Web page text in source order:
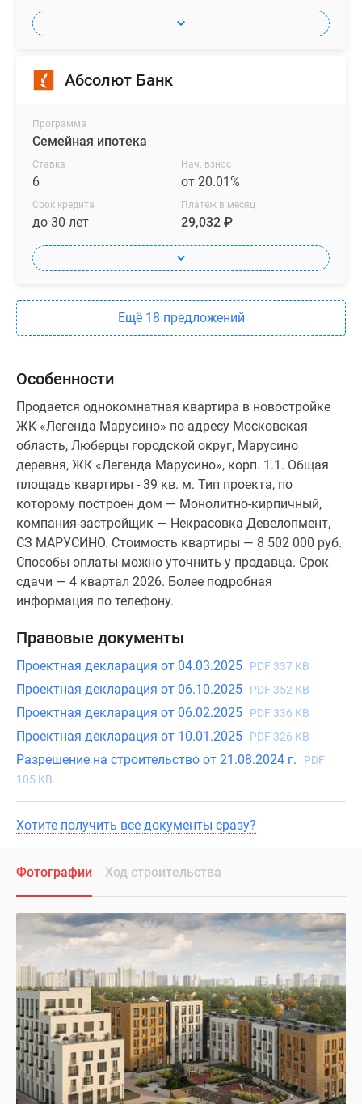
Абсолют Банк
Программа
Семейная ипотека
Ставка
6
Нач. взнос
от 20.01%
Срок кредита
до 30 лет
Платеж в месяц
29,032 ₽
Ещё 18 предложений
Особенности
Продается однокомнатная квартира в новостройке
ЖК «Легенда Марусино» по адресу Московская
область, Люберцы городской округ, Марусино
деревня, ЖК «Легенда Марусино», корп. 1.1. Общая
площадь квартиры - 39 кв. м. Тип проекта, по
которому построен дом — Монолитно-кирпичный,
компания-застройщик — Некрасовка Девелопмент,
СЗ МАРУСИНО. Стоимость квартиры — 8 502 000 руб.
Способы оплаты можно уточнить у продавца. Срок
сдачи — 4 квартал 2026. Более подробная
информация по телефону.
Правовые документы
Проектная декларация от 04.03.2025 PDF 337 KB
Проектная декларация от 06.10.2025 PDF 352 KB
Проектная декларация от 06.02.2025 PDF 336 KB
Проектная декларация от 10.01.2025 PDF 326 KB
Разрешение на строительство от 21.08.2024 г.
PDF
105 KB
Хотите получить все документы сразу?
Фотографии Ход строительства